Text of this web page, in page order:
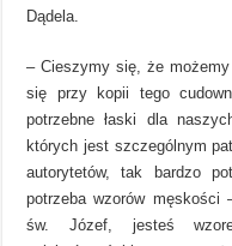
Dądela.
– Cieszymy się, że
się przy kopii tego
potrzebne łaski dla
których jest szczególnym
autorytetów, tak bardzo
potrzeba wzorów męskości
św. Józef, jesteś